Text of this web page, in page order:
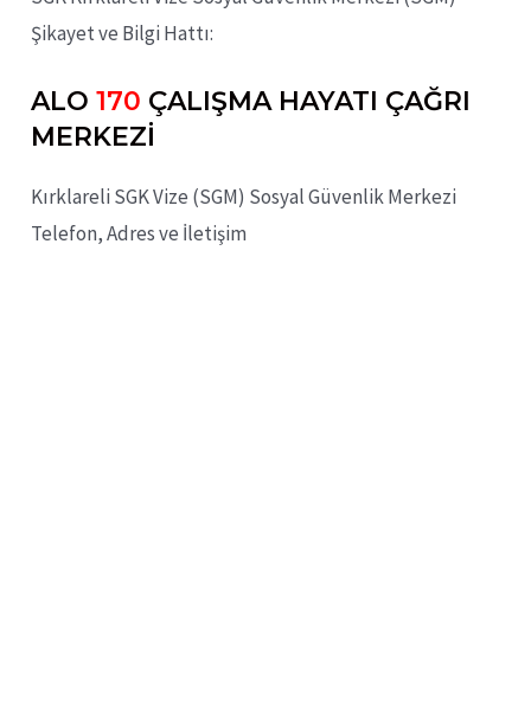
Şikayet ve Bilgi Hattı:
ALO170 ÇALIŞMA HAYATI ÇAĞRI
MERKEZİ
Kırklareli SGK Vize (SGM) Sosyal Güvenlik Merkezi
Telefon, Adres ve İletişim